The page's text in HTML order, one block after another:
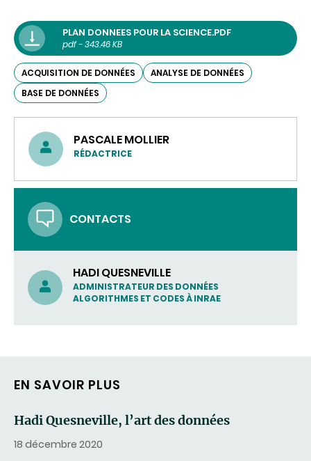
PLAN DONNEES POUR LA SCIENCE.PDF
pdf - 343.46 KB
ACQUISITION DE DONNÉES
ANALYSE DE DONNÉES
BASE DE DONNÉES
PASCALE MOLLIER
RÉDACTRICE
CONTACTS
HADI QUESNEVILLE
ADMINISTRATEUR DES DONNÉES
ALGORITHMES ET CODES À INRAE
EN SAVOIR PLUS
Hadi Quesneville, l’art des données
18 décembre 2020